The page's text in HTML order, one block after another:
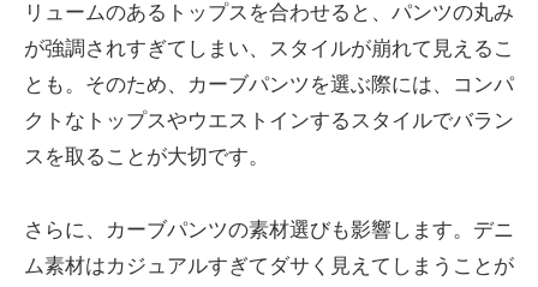
リュームのあるトップスを合わせると、パンツの丸み
が強調されすぎてしまい、スタイルが崩れて見えるこ
とも。そのため、カーブパンツを選ぶ際には、コンパ
クトなトップスやウエストインするスタイルでバラン
スを取ることが大切です。
さらに、カーブパンツの素材選びも影響します。デニ
ム素材はカジュアルすぎてダサく見えてしまうことが